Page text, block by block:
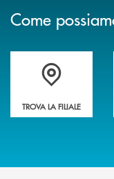
Come
Accedi all' elenco
TROVA LA FILIALE